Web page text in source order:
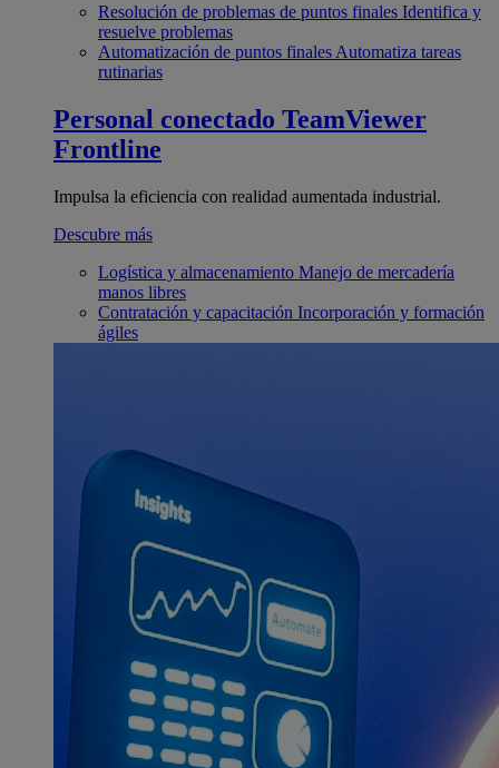
Resolución de problemas de puntos finales Identifica y
resuelve problemas
Automatización de puntos finales Automatiza tareas
rutinarias
Personal conectado TeamViewer
Frontline
Impulsa la eficiencia con realidad aumentada industrial.
Descubre más
Logística y almacenamiento Manejo de mercadería
manos libres
Contratación y capacitación Incorporación y formación
ágiles